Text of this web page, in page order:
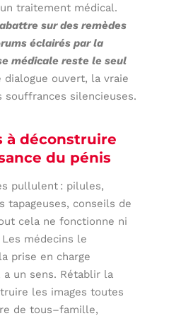
traitement médical.
sur des remèdes
éclairés par la
médicale reste le seul
dialogue ouvert, la vraie
silencieuses.
à déconstruire
du pénis
pullulent : pilules,
tapageuses, conseils de
cela ne fonctionne ni
Les médecins le
prise en charge
a un sens. Rétablir la
les images toutes
de tous–famille,